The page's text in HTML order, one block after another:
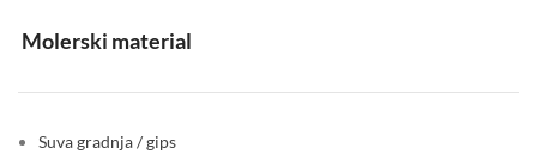
Molerski material
Suva gradnja / gips